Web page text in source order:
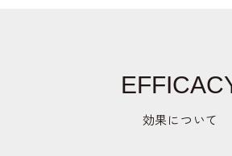
効果について